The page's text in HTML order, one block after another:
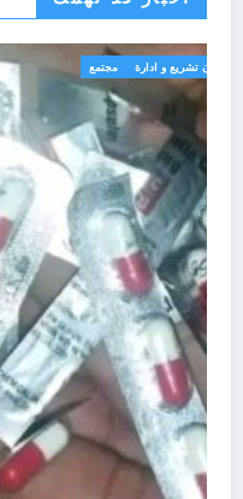
الجزائر الحدث قانون تشريع و ادارة